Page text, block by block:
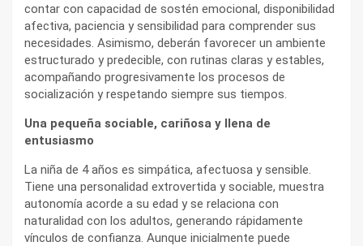
contar con capacidad de sostén emocional, disponibilidad
afectiva, paciencia y sensibilidad para comprender sus
necesidades. Asimismo, deberán favorecer un ambiente
estructurado y predecible, con rutinas claras y estables,
acompañando progresivamente los procesos de
socialización y respetando siempre sus tiempos.
Una pequeña sociable, cariñosa y llena de
entusiasmo
La niña de 4 años es simpática, afectuosa y sensible.
Tiene una personalidad extrovertida y sociable, muestra
autonomía acorde a su edad y se relaciona con
naturalidad con los adultos, generando rápidamente
vínculos de confianza. Aunque inicialmente puede